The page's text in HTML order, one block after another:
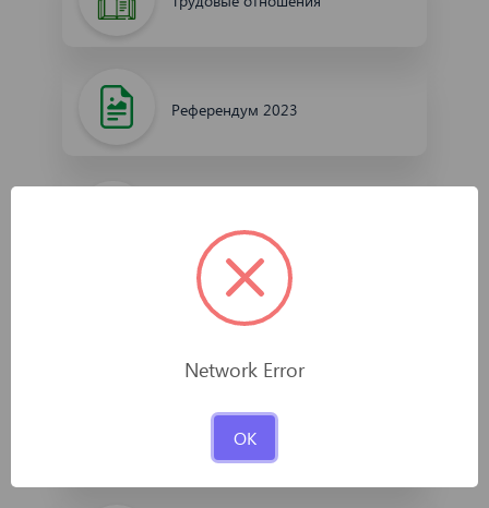
Референдум 2023
УЗБЕКИСТАН
Нотариат
Всеобщая воинская обязанность
Network Error
OK